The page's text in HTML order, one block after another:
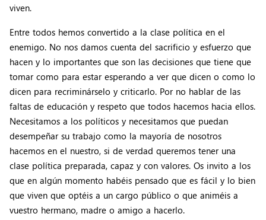
viven.
Entre todos hemos convertido a la clase política en el
enemigo. No nos damos cuenta del sacrificio y esfuerzo que
hacen y lo importantes que son las decisiones que tiene que
tomar como para estar esperando a ver que dicen o como lo
dicen para recriminárselo y criticarlo. Por no hablar de las
faltas de educación y respeto que todos hacemos hacia ellos.
Necesitamos a los políticos y necesitamos que puedan
desempeñar su trabajo como la mayoría de nosotros
hacemos en el nuestro, si de verdad queremos tener una
clase política preparada, capaz y con valores. Os invito a los
que en algún momento habéis pensado que es fácil y lo bien
que viven que optéis a un cargo público o que animéis a
vuestro hermano, madre o amigo a hacerlo.